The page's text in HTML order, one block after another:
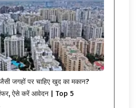
जगहों पर चाहिए खुद का मकान?
ऑफर, ऐसे करें आवेदन | Top 5